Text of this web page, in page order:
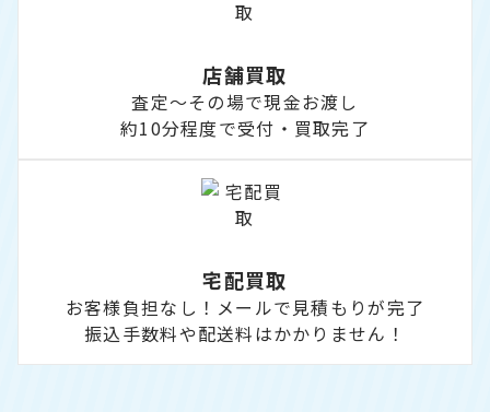
店舗買取
査定～その場で現金お渡し
約10分程度で受付・買取完了
宅配買取
お客様負担なし！メールで見積もりが完了
振込手数料や配送料はかかりません！